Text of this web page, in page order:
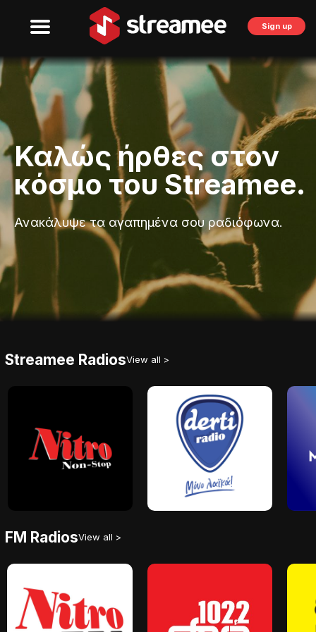
Sign up
Καλώς ήρθες στον
κόσμο του Streamee.
Ανακάλυψε τα αγαπημένα σου ραδιόφωνα.
Streamee RadiosView all >
FM RadiosView all >